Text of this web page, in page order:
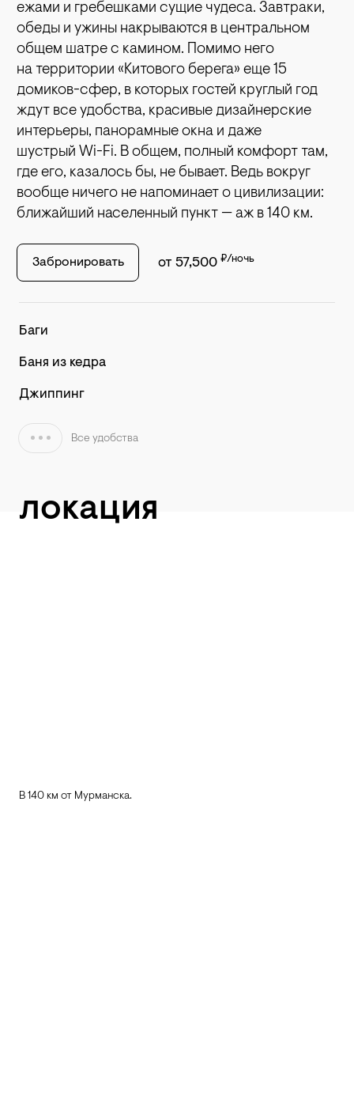
ежами и гребешками сущие чудеса. Завтраки,
обеды и ужины накрываются в центральном
общем шатре с камином. Помимо него
на территории «Китового берега» еще 15
домиков-сфер, в которых гостей круглый год
ждут все удобства, красивые дизайнерские
интерьеры, панорамные окна и даже
шустрый Wi-Fi. В общем, полный комфорт там,
где его, казалось бы, не бывает. Ведь вокруг
вообще ничего не напоминает о цивилизации:
ближайший населенный пункт — аж в 140 км.
Забронировать от 57,500 ₽/ночь
Баги
Баня из кедра
Джиппинг
Все удобства
локация
В 140 км от Мурманска.